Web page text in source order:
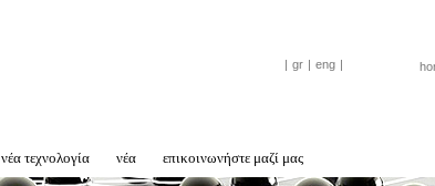
| gr | eng |
νέα τεχνολογία νέα επικοινωνήστε μαζί μας